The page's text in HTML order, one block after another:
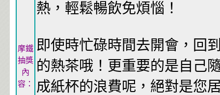
摩鐵
抽獎
內
容：
熱，輕鬆暢飲免煩惱！
即使時忙碌時間去開會，回
的熱茶哦！更重要的是自己
成紙杯的浪費呢，絕對是您